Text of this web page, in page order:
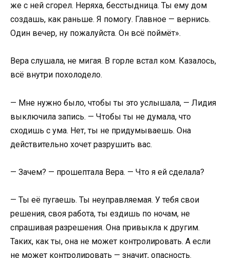
же с ней сгорел. Неряха, бесстыдница. Ты ему дом
создашь, как раньше. Я помогу. Главное — вернись.
Один вечер, ну пожалуйста. Он всё поймёт».
Вера слушала, не мигая. В горле встал ком. Казалось,
всё внутри похолодело.
— Мне нужно было, чтобы ты это услышала, — Лидия
выключила запись. — Чтобы ты не думала, что
сходишь с ума. Нет, ты не придумываешь. Она
действительно хочет разрушить вас.
— Зачем? — прошептала Вера. — Что я ей сделала?
— Ты её пугаешь. Ты неуправляемая. У тебя свои
решения, своя работа, ты ездишь по ночам, не
спрашивая разрешения. Она привыкла к другим.
Таких, как ты, она не может контролировать. А если
не может контролировать — значит, опасность.